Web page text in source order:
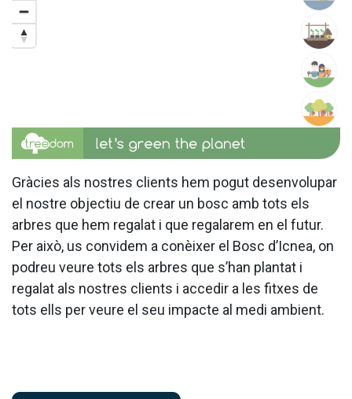
Gràcies als nostres clients hem pogut desenvolupar
el nostre objectiu de crear un bosc amb tots els
arbres que hem regalat i que regalarem en el futur.
Per això, us convidem a conèixer el Bosc d’Icnea, on
podreu veure tots els arbres que s’han plantat i
regalat als nostres clients i accedir a les fitxes de
tots ells per veure el seu impacte al medi ambient.